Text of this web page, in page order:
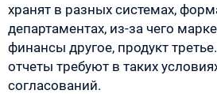
хранят в разных системах,
департаментах, из-за чего
финансы другое, продукт
отчеты требуют в таких
согласований.